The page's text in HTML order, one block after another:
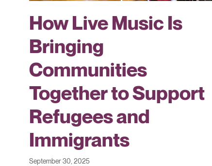
How Live Music Is
Bringing
Communities
Together to Support
Refugees and
Immigrants
September 30, 2025